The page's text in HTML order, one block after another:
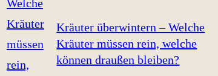
Kräuter überwintern – Welche
Kräuter müssen rein, welche
können draußen bleiben?